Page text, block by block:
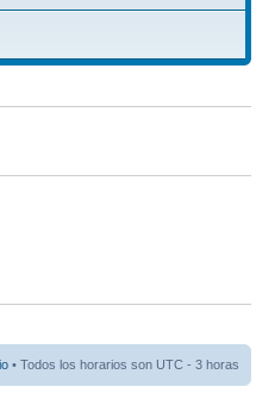
• Todos los horarios son UTC - 3 horas